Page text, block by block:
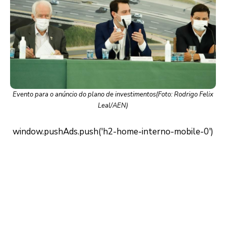
Evento para o anúncio do plano de investimentos(Foto: Rodrigo Felix
Leal/AEN)